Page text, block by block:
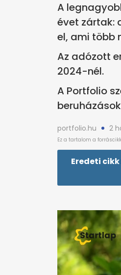
A
évet zártak:
el, ami több
Az adózott
2024-nél.
A Portfolio
portfolio.hu 2
Eredeti